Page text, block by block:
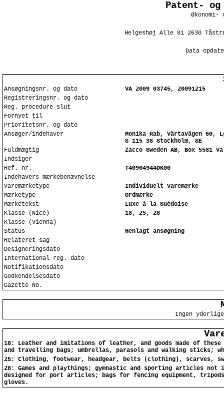
Patent- og
Økonomi-
Helgeshøj Alle 81 2630
Data
Ansøgningsnr. og dato
VA 2009 03745, 20091215
Registreringsnr. og dato
Reg. procedure slut
Fornyet til
Prioritetsnr. og dato
Ansøger/indehaver
Monika Rab, Värtavägen 60,
S 115 38 Stockholm, SE
Fuldmægtig
Zacco Sweden AB, Box 5581
Indsiger
Ref. nr.
T40904944DK00
Indehavers mærkebenævnelse
Varemærketype
Individuelt varemærke
Mærketype
Ordmærke
Mærketekst
Luxe à la Suédoise
Klasse (Nice)
18, 25, 28
Klasse (Vienna)
Status
Henlagt ansøgning
Relateret sag
Designeringsdato
International reg. dato
Notifikationsdato
Godkendelsesdato
Gazette No.
Ingen
18: Leather and imitations of leather, and goods made of
and travelling bags; umbrellas, parasols and walking sticks;
25: Clothing, footwear, headgear, belts (clothing), scarves,
28: Games and playthings; gymnastic and sporting articles
designed for port articles; bags for fencing equipment,
gloves.